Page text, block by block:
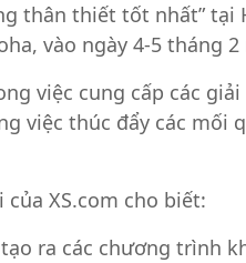
thân thiết tốt nhất”
vào ngày 4-5 tháng 2
việc cung cấp các
việc thúc đẩy các mối
XS.com cho biết:
ra các chương trình